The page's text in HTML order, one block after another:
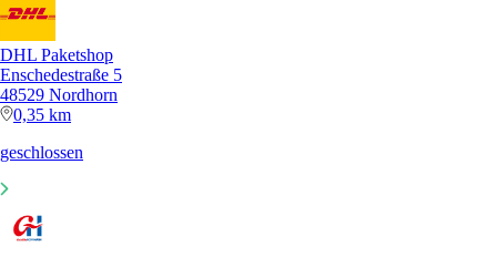
DHL Paketshop
Enschedestraße 5
48529 Nordhorn
0,35 km
geschlossen